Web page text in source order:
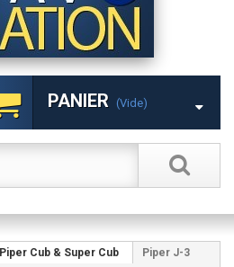
PANIER (vide)
Piper Cub & Super Cub
Piper J-3